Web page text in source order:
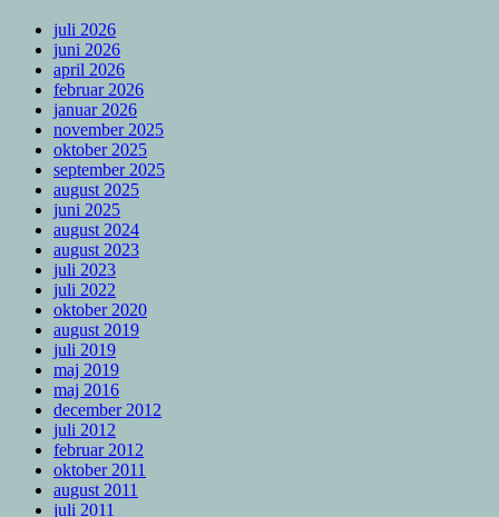
juli 2026
juni 2026
april 2026
februar 2026
januar 2026
november 2025
oktober 2025
september 2025
august 2025
juni 2025
august 2024
august 2023
juli 2023
juli 2022
oktober 2020
august 2019
juli 2019
maj 2019
maj 2016
december 2012
juli 2012
februar 2012
oktober 2011
august 2011
juli 2011